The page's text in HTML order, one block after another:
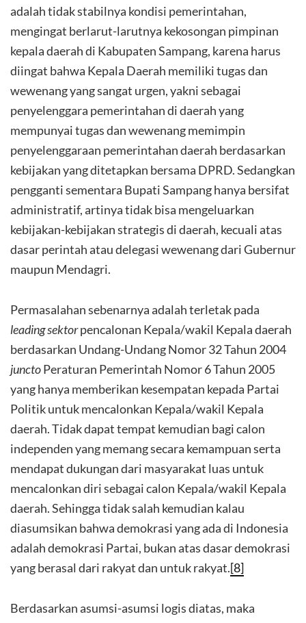
adalah tidak stabilnya kondisi pemerintahan,
mengingat berlarut-larutnya kekosongan pimpinan
kepala daerah di Kabupaten Sampang, karena harus
diingat bahwa Kepala Daerah memiliki tugas dan
wewenang yang sangat urgen, yakni sebagai
penyelenggara pemerintahan di daerah yang
mempunyai tugas dan wewenang memimpin
penyelenggaraan pemerintahan daerah berdasarkan
kebijakan yang ditetapkan bersama DPRD. Sedangkan
pengganti sementara Bupati Sampang hanya bersifat
administratif, artinya tidak bisa mengeluarkan
kebijakan-kebijakan strategis di daerah, kecuali atas
dasar perintah atau delegasi wewenang dari Gubernur
maupun Mendagri.
Permasalahan sebenarnya adalah terletak pada
leading sektorpencalonan Kepala/wakil Kepala daerah
berdasarkan Undang-Undang Nomor 32 Tahun 2004
junctoPeraturan Pemerintah Nomor 6 Tahun 2005
yang hanya memberikan kesempatan kepada Partai
Politik untuk mencalonkan Kepala/wakil Kepala
daerah. Tidak dapat tempat kemudian bagi calon
independen yang memang secara kemampuan serta
mendapat dukungan dari masyarakat luas untuk
mencalonkan diri sebagai calon Kepala/wakil Kepala
daerah. Sehingga tidak salah kemudian kalau
diasumsikan bahwa demokrasi yang ada di Indonesia
adalah demokrasi Partai, bukan atas dasar demokrasi
yang berasal dari rakyat dan untuk rakyat.[8]
Berdasarkan asumsi-asumsi logis diatas, maka